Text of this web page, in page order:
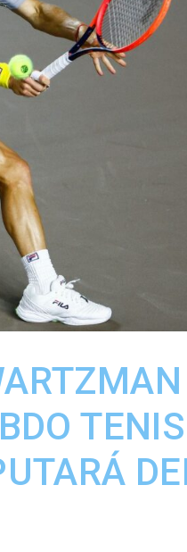
TENIS